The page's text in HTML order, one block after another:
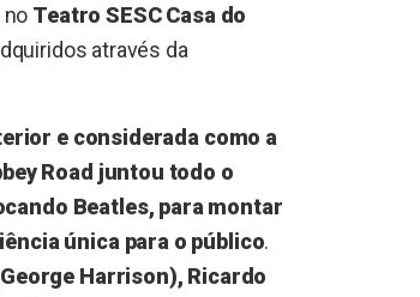
Teatro SESC Casa do
através da
e considerada como a
Road juntou todo o
Beatles, para montar
única para o público.
Harrison), Ricardo